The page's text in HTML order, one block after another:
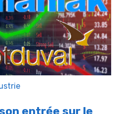
entrée sur le